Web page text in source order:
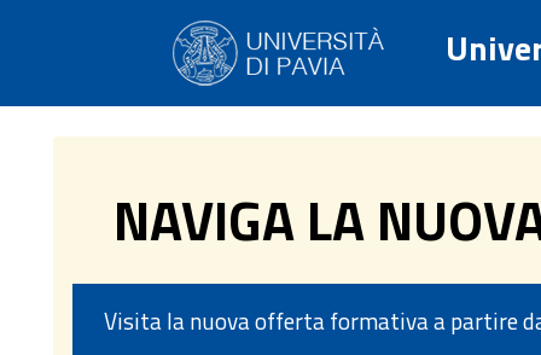
NAVIGA LA
Visita la nuova offerta formativa a partire